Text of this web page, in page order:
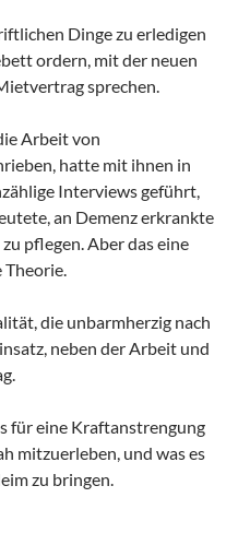
Dinge zu erledigen
ordern, mit der neuen
sprechen.
Arbeit von
hatte mit ihnen in
Interviews geführt,
an Demenz erkrankte
pflegen. Aber das eine
die unbarmherzig nach
neben der Arbeit und
für eine Kraftanstrengung
mitzuerleben, und was es
zu bringen.